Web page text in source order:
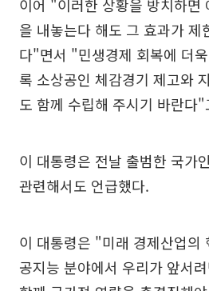
이어 "이러한 상황을 방치하면
을 내놓는다 해도 그 효과가 제
다"면서 "민생경제 회복에 더
록 소상공인 체감경기 제고와
도 함께 수립해 주시기 바란다"
이 대통령은 전날 출범한 국가
관련해서도 언급했다.
이 대통령은 "미래 경제산업의
공지능 분야에서 우리가 앞서